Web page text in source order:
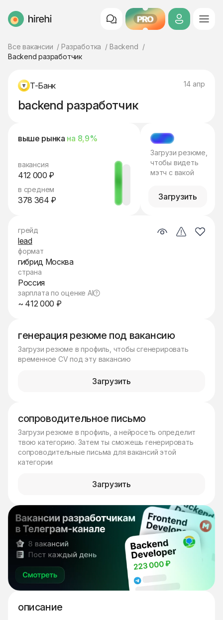
HireHi PRO
Все вакансии Разработка
Backend
Backend разработчик
Т-Банк 14 апр
backend разработчик
выше рынка на 8,9%
вакансия
412 000 ₽
в среднем
378 364 ₽
МЭТЧ
Загрузи резюме,
чтобы видеть
мэтч с вакой
Загрузить
генерация резюме под вакансию
Загрузи резюме в профиль, чтобы сгенерировать
временное CV под эту вакансию
Загрузить
сопроводительное письмо
Загрузи резюме в профиль, а нейросеть определит
твою категорию. Затем ты сможешь генерировать
сопроводительные письма для вакансий этой
категории
Загрузить
описание
грейд
lead
формат
гибрид Москва
страна
Россия
зарплата по оценке AI
~ 412 000 ₽